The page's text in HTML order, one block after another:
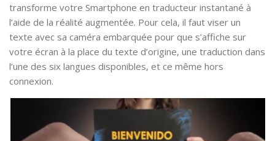
transforme votre Smartphone en traducteur instantané à
l’aide de la réalité augmentée. Pour cela, il faut viser un
texte avec sa caméra embarquée pour que s’affiche sur
votre écran à la place du texte d’origine, une traduction dans
l’une des six langues disponibles, et ce même hors
connexion.